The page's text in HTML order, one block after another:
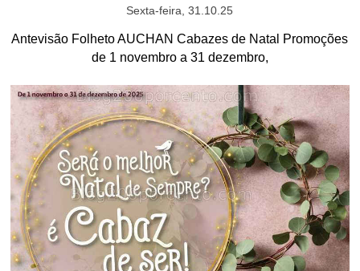
Sexta-feira, 31.10.25
Antevisão Folheto AUCHAN Cabazes de Natal Promoções
de 1 novembro a 31 dezembro,